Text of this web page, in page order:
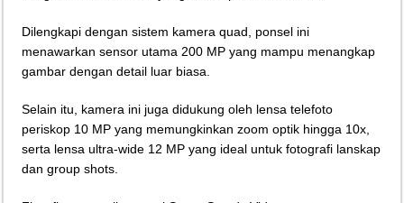
Dilengkapi dengan sistem kamera quad, ponsel ini
menawarkan sensor utama 200 MP yang mampu menangkap
gambar dengan detail luar biasa.
Selain itu, kamera ini juga didukung oleh lensa telefoto
periskop 10 MP yang memungkinkan zoom optik hingga 10x,
serta lensa ultra-wide 12 MP yang ideal untuk fotografi lanskap
dan group shots.